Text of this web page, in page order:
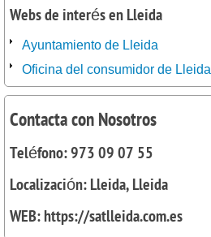
Webs de interés en Lleida
Ayuntamiento de Lleida
Oficina del consumidor de Lleida
Contacta con Nosotros
Teléfono: 973 09 07 55
Localización: Lleida, Lleida
WEB: https://satlleida.com.es